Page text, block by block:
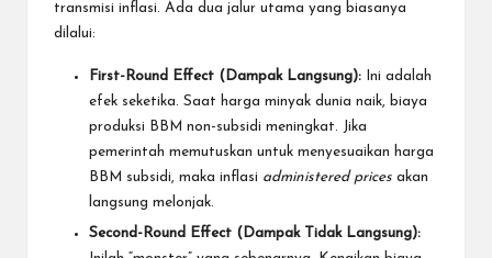
transmisi inflasi. Ada dua jalur utama yang biasanya
dilalui:
First-Round Effect (Dampak Langsung): Ini adalah
efek seketika. Saat harga minyak dunia naik, biaya
produksi BBM non-subsidi meningkat. Jika
pemerintah memutuskan untuk menyesuaikan harga
BBM subsidi, maka inflasi administered prices akan
langsung melonjak.
Second-Round Effect (Dampak Tidak Langsung):